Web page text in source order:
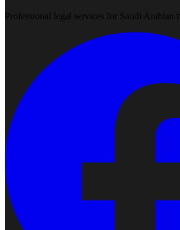
Professional legal services for Saudi Arabian